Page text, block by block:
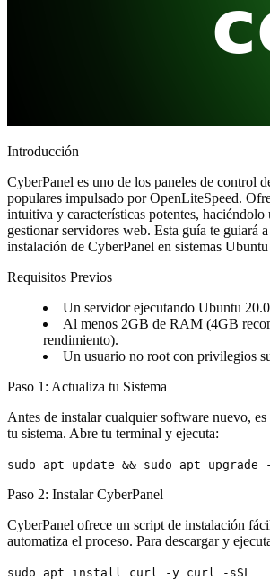
Introducción
CyberPanel es uno de los paneles de control
populares impulsado por OpenLiteSpeed.
intuitiva y características potentes, haciéndolo
gestionar servidores web. Esta guía te guiará
instalación de CyberPanel en sistemas
Requisitos Previos
Un servidor ejecutando Ubuntu
Al menos 2GB de RAM (4GB
rendimiento).
Un usuario no root con privilegios
Paso 1: Actualiza tu Sistema
Antes de instalar cualquier software nuevo,
tu sistema. Abre tu terminal y ejecuta:
sudo apt update && sudo apt upgrade
Paso 2: Instalar CyberPanel
CyberPanel ofrece un script de instalación
automatiza el proceso. Para descargar y
sudo apt install curl -y curl -sSL